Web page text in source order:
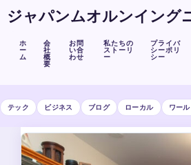
ジャパンムオルンイング
ホ
ー
ム
会
社
概
要
お問
い合
わせ
私たちの
ストーリ
ー
プライバ
シーポリ
シー
テック ビジネス ブログ ローカル ワール